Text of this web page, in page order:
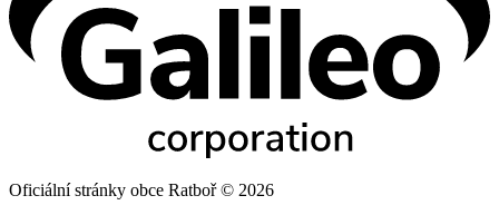
Oficiální stránky obce Ratboř © 2026